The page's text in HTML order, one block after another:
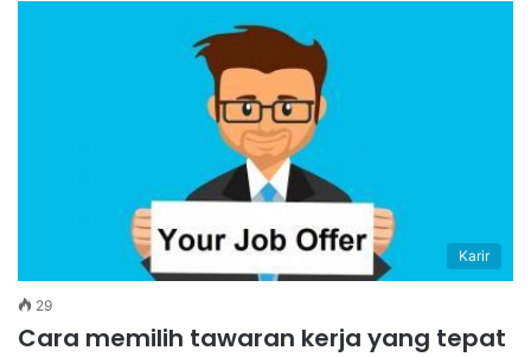
Karir
29
Cara memilih tawaran kerja yang tepat